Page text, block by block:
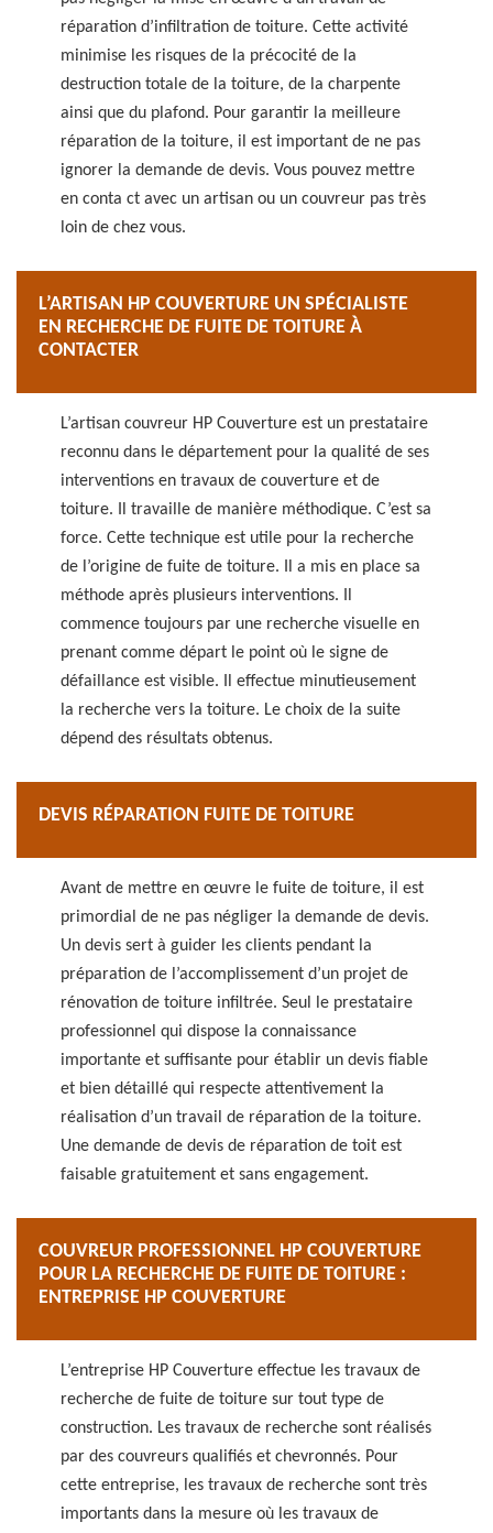
réparation d’infiltration de toiture. Cette activité
minimise les risques de la précocité de la
destruction totale de la toiture, de la charpente
ainsi que du plafond. Pour garantir la meilleure
réparation de la toiture, il est important de ne pas
ignorer la demande de devis. Vous pouvez mettre
en conta ct avec un artisan ou un couvreur pas très
loin de chez vous.
L’ARTISAN HP COUVERTURE UN SPÉCIALISTE
EN RECHERCHE DE FUITE DE TOITURE À
CONTACTER
L’artisan couvreur HP Couverture est un prestataire
reconnu dans le département pour la qualité de ses
interventions en travaux de couverture et de
toiture. Il travaille de manière méthodique. C’est sa
force. Cette technique est utile pour la recherche
de l’origine de fuite de toiture. Il a mis en place sa
méthode après plusieurs interventions. Il
commence toujours par une recherche visuelle en
prenant comme départ le point où le signe de
défaillance est visible. Il effectue minutieusement
la recherche vers la toiture. Le choix de la suite
dépend des résultats obtenus.
DEVIS RÉPARATION FUITE DE TOITURE
Avant de mettre en œuvre le fuite de toiture, il est
primordial de ne pas négliger la demande de devis.
Un devis sert à guider les clients pendant la
préparation de l’accomplissement d’un projet de
rénovation de toiture infiltrée. Seul le prestataire
professionnel qui dispose la connaissance
importante et suffisante pour établir un devis fiable
et bien détaillé qui respecte attentivement la
réalisation d’un travail de réparation de la toiture.
Une demande de devis de réparation de toit est
faisable gratuitement et sans engagement.
COUVREUR PROFESSIONNEL HP COUVERTURE
POUR LA RECHERCHE DE FUITE DE TOITURE :
ENTREPRISE HP COUVERTURE
L’entreprise HP Couverture effectue les travaux de
recherche de fuite de toiture sur tout type de
construction. Les travaux de recherche sont réalisés
par des couvreurs qualifiés et chevronnés. Pour
cette entreprise, les travaux de recherche sont très
importants dans la mesure où les travaux de